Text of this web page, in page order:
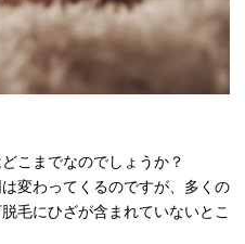
こまでなのでしょうか？
変わってくるのですが、多くの
毛にひざが含まれていないとこ